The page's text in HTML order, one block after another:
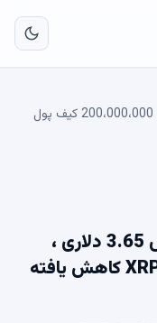
ریپل ، زیرا قیمت از آخرین اجلاس 3.65 دلاری ، 200،000،000 کیف پول
ریپل ، زیرا قیمت از آخرین اجلاس 3.65 دلاری ،
200،000،000 کیف پول XRP 2020 کاهش یافته